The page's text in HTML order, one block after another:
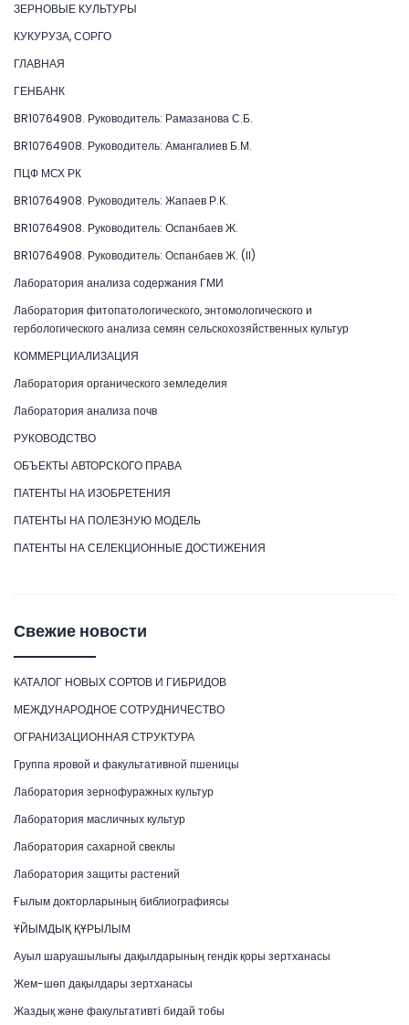
ЗЕРНОВЫЕ КУЛЬТУРЫ
КУКУРУЗА, СОРГО
ГЛАВНАЯ
ГЕНБАНК
BR10764908. Руководитель: Рамазанова С.Б.
BR10764908. Руководитель: Амангалиев Б.М.
ПЦФ МСХ РК
BR10764908. Руководитель: Жапаев Р.К.
BR10764908. Руководитель: Оспанбаев Ж.
BR10764908. Руководитель: Оспанбаев Ж. (II)
Лаборатория анализа содержания ГМИ
Лаборатория фитопатологического, энтомологического и
гербологического анализа семян сельскохозяйственных культур
КОММЕРЦИАЛИЗАЦИЯ
Лаборатория органического земледелия
Лаборатория анализа почв
РУКОВОДСТВО
ОБЪЕКТЫ АВТОРСКОГО ПРАВА
ПАТЕНТЫ НА ИЗОБРЕТЕНИЯ
ПАТЕНТЫ НА ПОЛЕЗНУЮ МОДЕЛЬ
ПАТЕНТЫ НА СЕЛЕКЦИОННЫЕ ДОСТИЖЕНИЯ
Свежие новости
КАТАЛОГ НОВЫХ СОРТОВ И ГИБРИДОВ
МЕЖДУНАРОДНОЕ СОТРУДНИЧЕСТВО
ОГРАНИЗАЦИОННАЯ СТРУКТУРА
Группа яровой и факультативной пшеницы
Лаборатория зернофуражных культур
Лаборатория масличных культур
Лаборатория сахарной свеклы
Лаборатория защиты растений
Ғылым докторларының библиографиясы
ҰЙЫМДЫҚ ҚҰРЫЛЫМ
Ауыл шаруашылығы дақылдарының гендік қоры зертханасы
Жем-шөп дақылдары зертханасы
Жаздық және факультативті бидай тобы